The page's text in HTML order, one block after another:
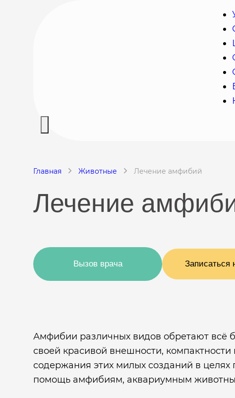
Главная Животные Лечение амфибий
Лечение
Вызов врача Записаться
Амфибии различных видов обретают всё
своей красивой внешности,
содержания этих милых созданий в
помощь амфибиям, аквариумным